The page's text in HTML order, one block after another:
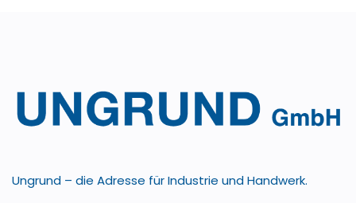
Ungrund – die Adresse für Industrie und Handwerk.